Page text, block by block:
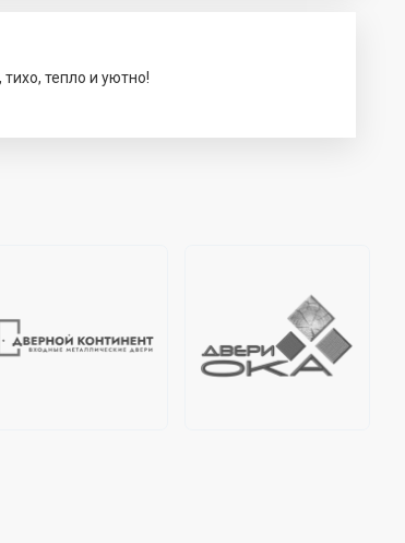
тепло и уютно!